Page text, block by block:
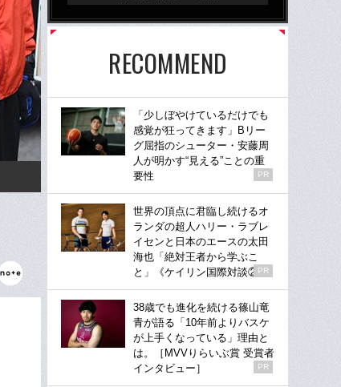
RECOMMEND
「少しぼやけているだけでも
感覚が狂ってきます」Bリー
グ屈指のシューター・安藤周
人が明かす“見える”ことの重
要性
PR
世界の頂点に君臨し続けるオ
ランダの超人ハリー・ラブレ
イセンと日本のエースの太田
海也「絶対王者から学ぶこ
と」《ケイリン国際対談②》
PR
38歳でも進化を続ける篠山竜
青が語る「10年前よりバスケ
が上手くなっている」理由と
は。［MVVりらいぶ賞 受賞者
インタビュー］
PR